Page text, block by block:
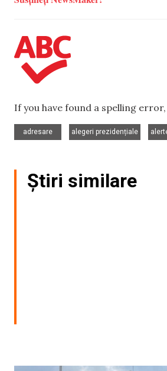
If you have found a spelling
adresare
alegeri prezidențiale
Știri similare